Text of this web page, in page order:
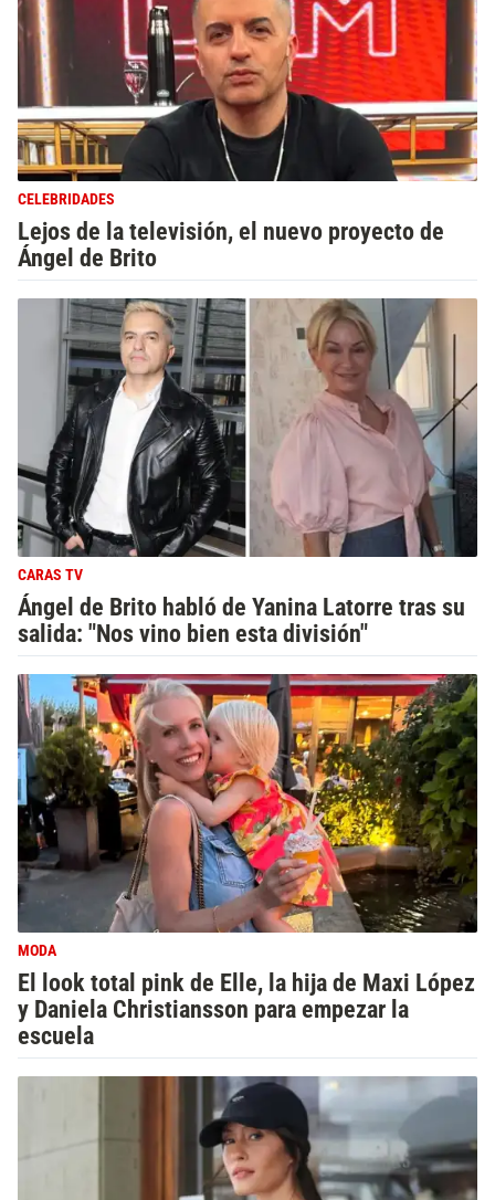
CELEBRIDADES
Lejos de la televisión, el nuevo proyecto de
Ángel de Brito
CARAS TV
Ángel de Brito habló de Yanina Latorre tras su
salida: "Nos vino bien esta división"
MODA
El look total pink de Elle, la hija de Maxi López
y Daniela Christiansson para empezar la
escuela